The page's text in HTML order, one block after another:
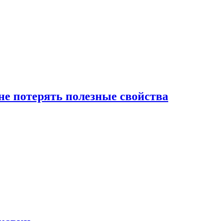
потерять полезные свойства